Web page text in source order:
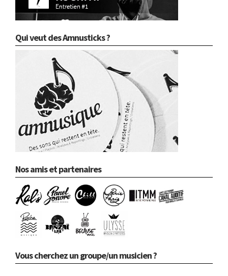
Qui veut des Amnusticks ?
Nos amis et partenaires
Vous cherchez un groupe/un musicien ?